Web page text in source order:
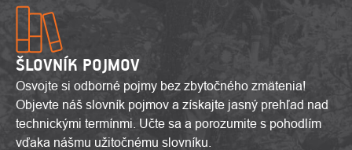
ŠLOVNÍK POJMOV
Osvojte si odborné pojmy bez zbytočného zmätenia!
Objevte náš slovník pojmov a získajte jasný prehľad nad
technickými termínmi. Učte sa a porozumite s pohodlím
vďaka nášmu užitočnému slovníku.